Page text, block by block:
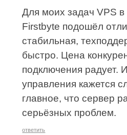
Для моих задач VPS в
Firstbyte подошёл
стабильная,
быстро. Цена
подключения радует.
управления кажется
главное, что сервер
серьёзных проблем.
ответить